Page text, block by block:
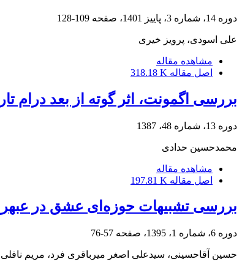
دوره 14، شماره 3، پاییز 1401، صفحه 109-128
علی اسودی، پرویز خیری
مشاهده مقاله
اصل مقاله 318.18 K
بررسی اگمونت، اثر گوته از بعد درام
دوره 13، شماره 48، 1387
محمدحسین حدادی
مشاهده مقاله
اصل مقاله 197.81 K
بررسی تشبیهات حوزه‌ای عشق در
دوره 6، شماره 1، 1395، صفحه 57-76
حسین آقاحسینی، سیدعلی اصغر میرباقری فرد، مریم نافلی